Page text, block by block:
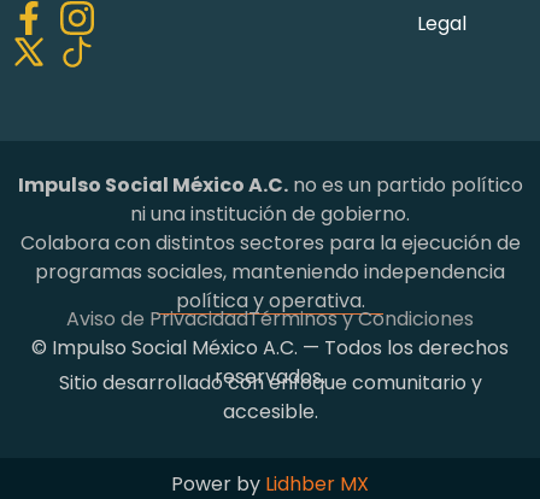
Legal
Impulso Social México A.C.no es un partido político
ni una institución de gobierno.
Colabora con distintos sectores para la ejecución de
programas sociales, manteniendo independencia
política y operativa.
Aviso de PrivacidadTérminos y Condiciones
© Impulso Social México A.C. — Todos los derechos
reservados.
Sitio desarrollado con enfoque comunitario y
accesible.
Power by Lidhber MX